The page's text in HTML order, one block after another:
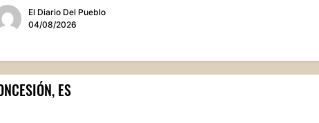
El Diario Del Pueblo
04/08/2026
ES